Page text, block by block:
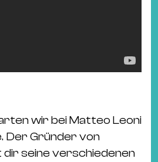
wir bei Matteo Leoni
Der Gründer von
dir seine verschiedenen